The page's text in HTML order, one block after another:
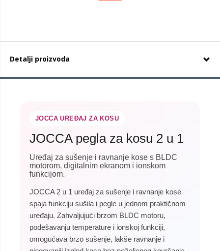
Detalji proizvoda
JOCCA UREĐAJ ZA KOSU
JOCCA pegla za kosu 2 u 1
Uređaj za sušenje i ravnanje kose s BLDC
motorom, digitalnim ekranom i ionskom
funkcijom.
JOCCA 2 u 1 uređaj za sušenje i ravnanje kose
spaja funkciju sušila i pegle u jednom praktičnom
uređaju. Zahvaljujući brzom BLDC motoru,
podešavanju temperature i ionskoj funkciji,
omogućava brzo sušenje, lakše ravnanje i